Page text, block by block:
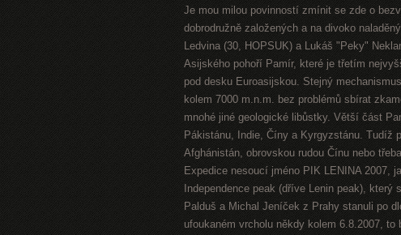
Je mou milou povinností zmínit se zde o
dobrodružně založených a na divoko
Ledvina (30, HOPSUK) a Lukáš "Peky"
Asijského pohoří Pamír, které je třetím
pod desku Euroasijskou. Stejný
kolem 7000 m.n.m. bez problémů sbírat
mnohé jiné geologické libůstky. Větší část
Pákistánu, Indie, Číny a Kyrgyzstánu. Tudíž
Afghánistán, obrovskou rudou Čínu nebo
Expedice nesoucí jméno PIK LENINA 2007,
Independence peak (dříve Lenin peak),
Palduš a Michal Jeníček z Prahy stanuli po
ufoukaném vrcholu někdy kolem 6.8.2007,